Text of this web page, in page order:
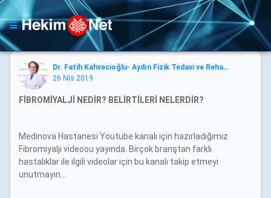
Dr. Fatih Kahvecioğlu- Aydın Fizik Tedavi ve Rehabilitasyon
26 Nis 2019
FİBROMİYALJİ NEDİR? BELİRTİLERİ NELERDİR?
Medinova Hastanesi Youtube kanalı için hazırladığımız
Fibromiyalji videosu yayında. Birçok branştan farklı
hastalıklar ile ilgili videolar için bu kanalı takip etmeyi
unutmayın...